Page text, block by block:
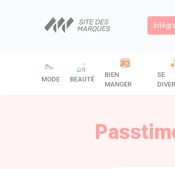
MODE BEAUTÉ
BIEN
MANGER
SE